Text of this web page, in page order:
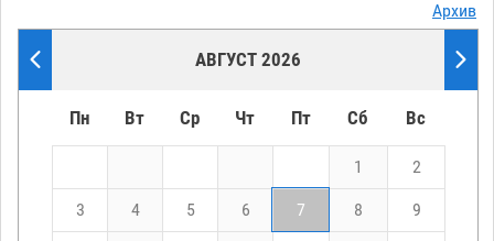
Архив
АВГУСТ 2026
Пн Вт Ср Чт Пт Сб Вс
1 2
3 4 5 6 7 8 9